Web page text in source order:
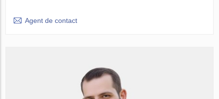
Agent de contact